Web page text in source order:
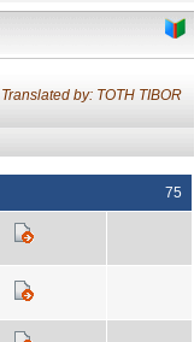
Translated by: TOTH TIBOR
75